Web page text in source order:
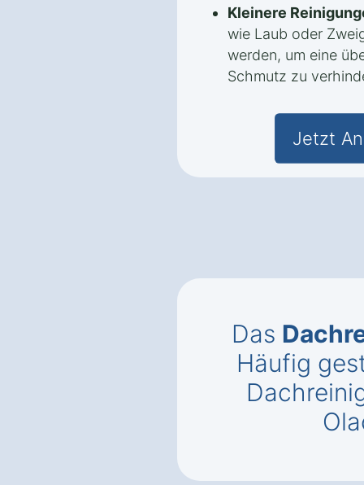
Kleinere
wie Laub oder
werden, um eine
Schmutz zu
Jetzt
Das
Häufig